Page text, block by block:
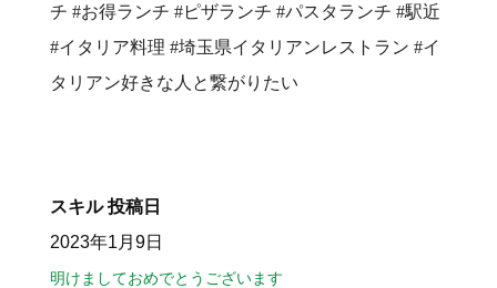
チ #お得ランチ #ピザランチ #パスタランチ #駅近
#イタリア料理 #埼玉県イタリアンレストラン #イ
タリアン好きな人と繋がりたい
スキル 投稿日
2023年1月9日
明けましておめでとうございます